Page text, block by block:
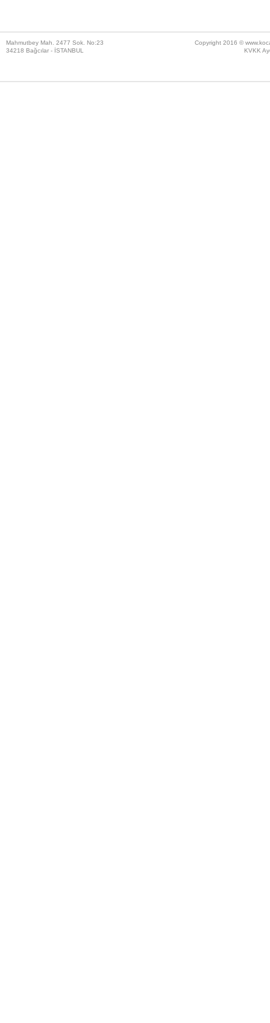
Mahmutbey Mah. 2477 Sok. No:23
34218 Bağcılar - İSTANBUL
Copyright 2016 ©
KVKK